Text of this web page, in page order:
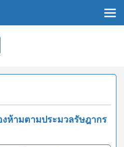
ห้ามตามประมวลรัษฎากร
×